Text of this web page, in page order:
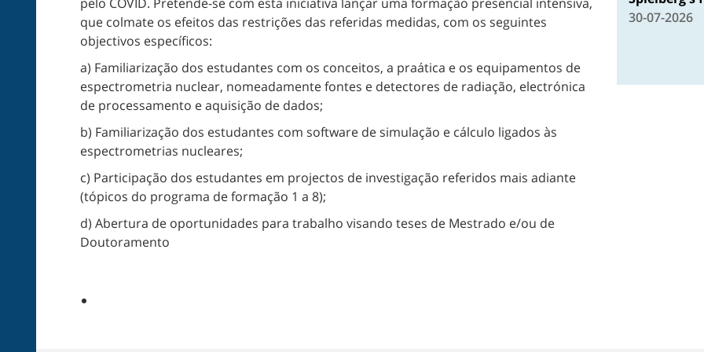
pelo COVID. Pretende-se com esta iniciativa lançar uma formação presencial intensiva,
que colmate os efeitos das restrições das referidas medidas, com os seguintes
objectivos específicos:
a) Familiarização dos estudantes com os conceitos, a praática e os equipamentos de
espectrometria nuclear, nomeadamente fontes e detectores de radiação, electrónica
de processamento e aquisição de dados;
b) Familiarização dos estudantes com software de simulação e cálculo ligados às
espectrometrias nucleares;
c) Participação dos estudantes em projectos de investigação referidos mais adiante
(tópicos do programa de formação 1 a 8);
d) Abertura de oportunidades para trabalho visando teses de Mestrado e/ou de
Doutoramento
30-07-2026